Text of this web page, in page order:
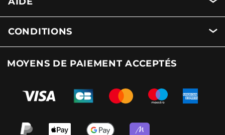
CONDITIONS
MOYENS DE PAIEMENT ACCEPTÉS